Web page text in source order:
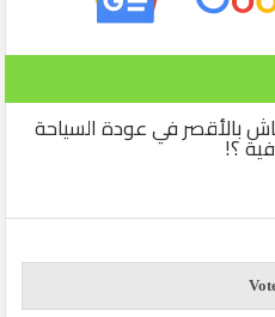
بالأقصر في عودة السياحة
؟!